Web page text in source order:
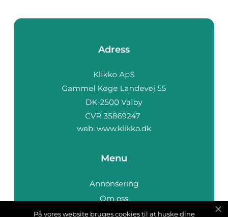
Adress
web: www.klikko.dk
Menu
Annonsering
Om oss
Cookies
På vores website bruges cookies til at huske dine